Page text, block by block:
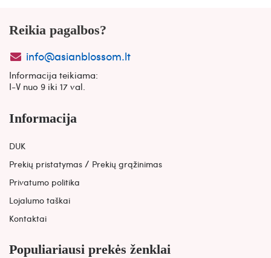
Reikia pagalbos?
info@asianblossom.lt
Informacija teikiama:
I-V nuo 9 iki 17 val.
Informacija
DUK
Prekių pristatymas / Prekių grąžinimas
Privatumo politika
Lojalumo taškai
Kontaktai
Populiariausi prekės ženklai